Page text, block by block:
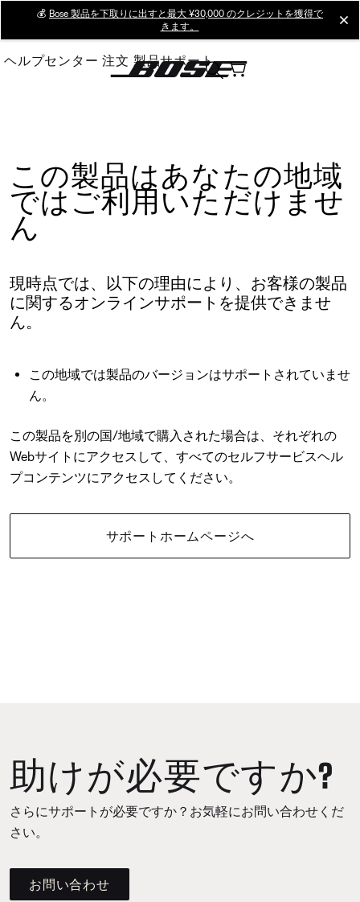
Main
💰 Bose 製品を下取りに出すと最大 ¥30,000 のクレジットを獲得で
きます。
ヘルプセンター 注文 製品サポート
この製品はあなたの地域
ではご利用いただけませ
ん
現時点では、以下の理由により、お客様の製品
に関するオンラインサポートを提供できませ
ん。
この地域では製品のバージョンはサポートされていませ
ん。
この製品を別の国/地域で購入された場合は、それぞれの
Webサイトにアクセスして、すべてのセルフサービスヘル
プコンテンツにアクセスしてください。
サポートホームページへ
助けが必要ですか?
さらにサポートが必要ですか？お気軽にお問い合わせくだ
さい。
お問い合わせ